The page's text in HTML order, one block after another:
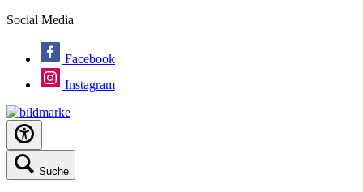
Social Media
Facebook
Instagram
Suche